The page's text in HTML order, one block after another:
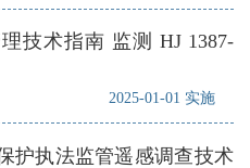
技术指南 监测 HJ 1387-
2025-01-01 实施
护执法监管遥感调查技术